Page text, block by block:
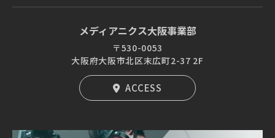
メディアニクス大阪事業部
〒530-0053
大阪府大阪市北区末広町2-37 2F
ACCESS